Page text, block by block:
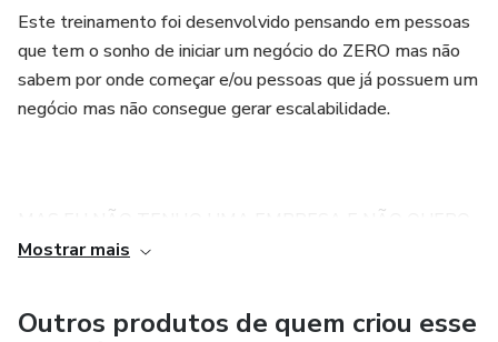
•MÓDULO 3
BRANDING
• Criando diferenciais;
• Esteja fora da curva;
Este treinamento foi desenvolvido pensando em pessoas
que tem o sonho de iniciar um negócio do ZERO mas não
sabem por onde começar e/ou pessoas que já possuem um
negócio mas não consegue gerar escalabilidade.
COMEÇAR UM NEGÓCIO, EU POSSO FAZER O
Mostrar mais
Outros produtos de quem criou esse